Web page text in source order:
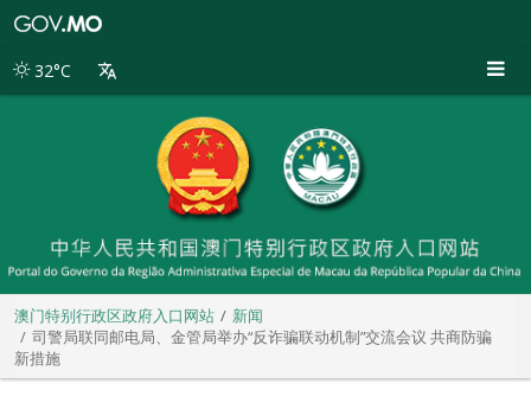
别
32°C
澳门特别行政区政府入口网站
新闻
司警局联同邮电局、金管局举办“反诈骗联动机制”交流会议 共商防骗
新措施